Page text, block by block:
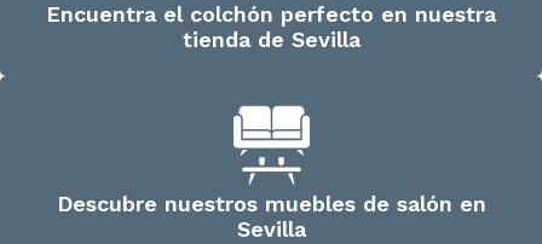
Encuentra el colchón perfecto en nuestra
tienda de Sevilla
Descubre nuestros muebles de salón en
Sevilla